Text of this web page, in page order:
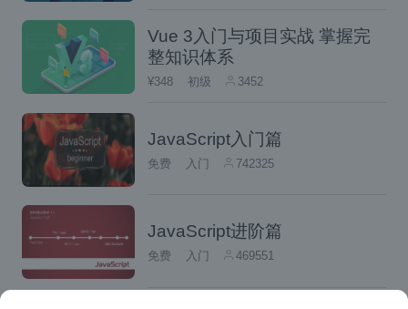
Vue 3入门与项目实战 掌握完
整知识体系
¥348 初级 3452
JavaScript入门篇
免费 入门 742325
JavaScript进阶篇
免费 入门 469551